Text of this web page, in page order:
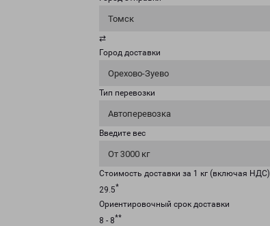
Томск
⇄
Город доставки
Орехово-Зуево
Тип перевозки
Автоперевозка
Введите вес
От 3000 кг
Стоимость доставки за 1 кг (включая НДС)
29.5*
Ориентировочный срок доставки
8 - 8**